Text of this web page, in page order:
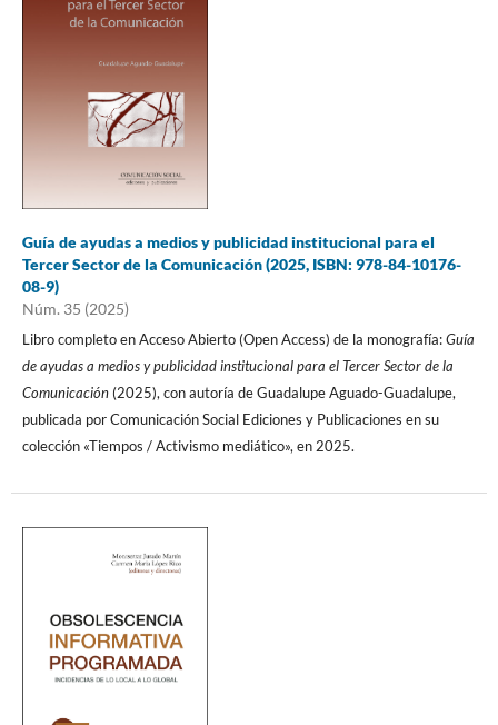
Guía de ayudas a medios y publicidad institucional para el
Tercer Sector de la Comunicación (2025, ISBN: 978-84-10176-
08-9)
Núm. 35 (2025)
Libro completo en Acceso Abierto (Open Access) de la monografía:Guía
de ayudas a medios y publicidad institucional para el Tercer Sector de la
Comunicación (2025), con autoría de Guadalupe Aguado-Guadalupe,
publicada por Comunicación Social Ediciones y Publicaciones en su
colección «Tiempos / Activismo mediático», en 2025.